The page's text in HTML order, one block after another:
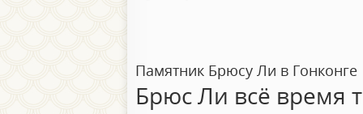
Памятник Брюсу Ли в Гонконге
Брюс Ли всё время